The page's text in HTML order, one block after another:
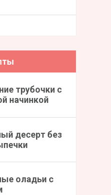
трубочки с
начинкой
десерт без
оладьи с